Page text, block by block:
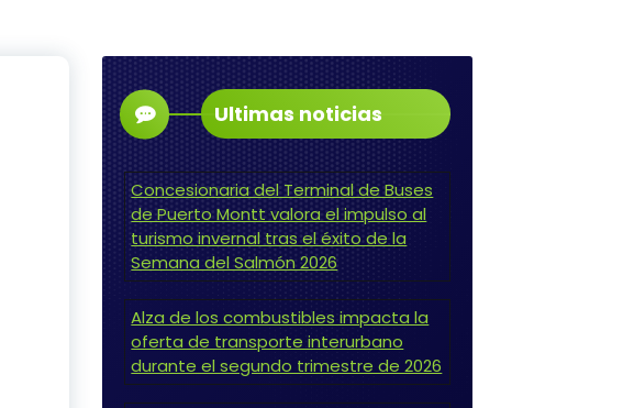
Ultimas noticias
Concesionaria del Terminal de Buses
de Puerto Montt valora el impulso al
turismo invernal tras el éxito de la
Semana del Salmón 2026
Alza de los combustibles impacta la
oferta de transporte interurbano
durante el segundo trimestre de 2026